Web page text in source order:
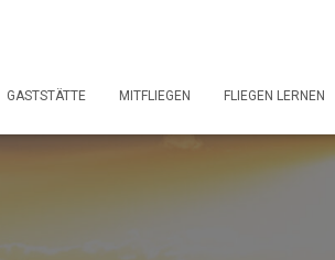
GASTSTÄTTE MITFLIEGEN FLIEGEN LERNEN